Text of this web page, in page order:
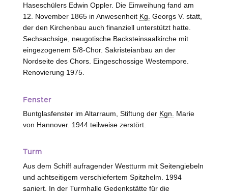
Haseschülers Edwin Oppler. Die Einweihung fand am
12. November 1865 in Anwesenheit Kg. Georgs V. statt,
der den Kirchenbau auch finanziell unterstützt hatte.
Sechsachsige, neugotische Backsteinsaalkirche mit
eingezogenem 5/8-Chor. Sakristeianbau an der
Nordseite des Chors. Eingeschossige Westempore.
Renovierung 1975.
Fenster
Buntglasfenster im Altarraum, Stiftung der Kgn.
Marie
von Hannover. 1944 teilweise zerstört.
Turm
Aus dem Schiff aufragender Westturm mit Seitengiebeln
und achtseitigem verschiefertem Spitzhelm. 1994
saniert. In der Turmhalle Gedenkstätte für die